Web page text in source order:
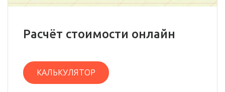
Расчёт стоимости онлайн
КАЛЬКУЛЯТОР